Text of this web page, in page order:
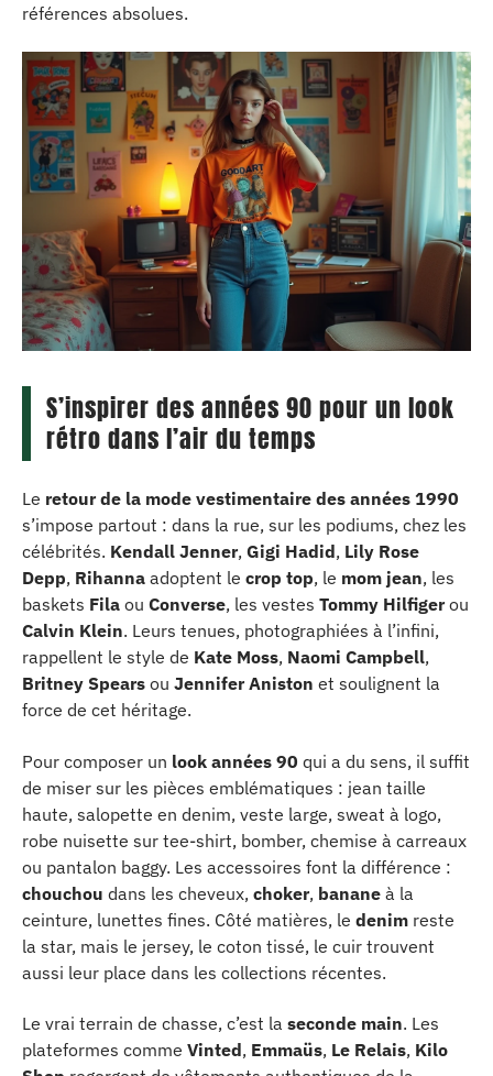
références absolues.
S’inspirer des années 90 pour un look
rétro dans l’air du temps
Le retour de la mode vestimentaire des années 1990
s’impose partout : dans la rue, sur les podiums, chez les
célébrités. Kendall Jenner, Gigi Hadid, Lily Rose
Depp, Rihanna adoptent le crop top, le mom jean, les
baskets Fila ou Converse, les vestes Tommy Hilfigerou
Calvin Klein. Leurs tenues, photographiées à l’infini,
rappellent le style de Kate Moss, Naomi Campbell,
Britney Spears ou Jennifer Aniston et soulignent la
force de cet héritage.
Pour composer un look années 90 qui a du sens, il suffit
de miser sur les pièces emblématiques : jean taille
haute, salopette en denim, veste large, sweat à logo,
robe nuisette sur tee-shirt, bomber, chemise à carreaux
ou pantalon baggy. Les accessoires font la différence :
chouchou dans les cheveux, choker, banane à la
ceinture, lunettes fines. Côté matières, le denim reste
la star, mais le jersey, le coton tissé, le cuir trouvent
aussi leur place dans les collections récentes.
Le vrai terrain de chasse, c’est la seconde main. Les
plateformes comme Vinted, Emmaüs, Le Relais, Kilo